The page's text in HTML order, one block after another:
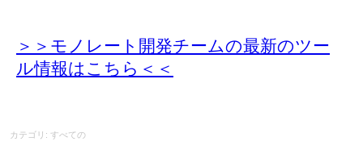
＞＞モノレート開発チームの最新のツー
ル情報はこちら＜＜
カテゴリ: すべての